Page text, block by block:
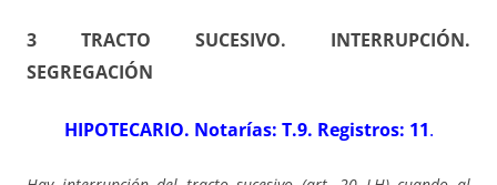
3 TRACTO SUCESIVO. INTERRUPCIÓN.
SEGREGACIÓN
HIPOTECARIO. Notarías: T.9. Registros: 11.